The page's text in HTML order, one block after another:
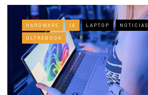
HARDWARE IA LAPTOP NOTICIAS
ULTRABOOK